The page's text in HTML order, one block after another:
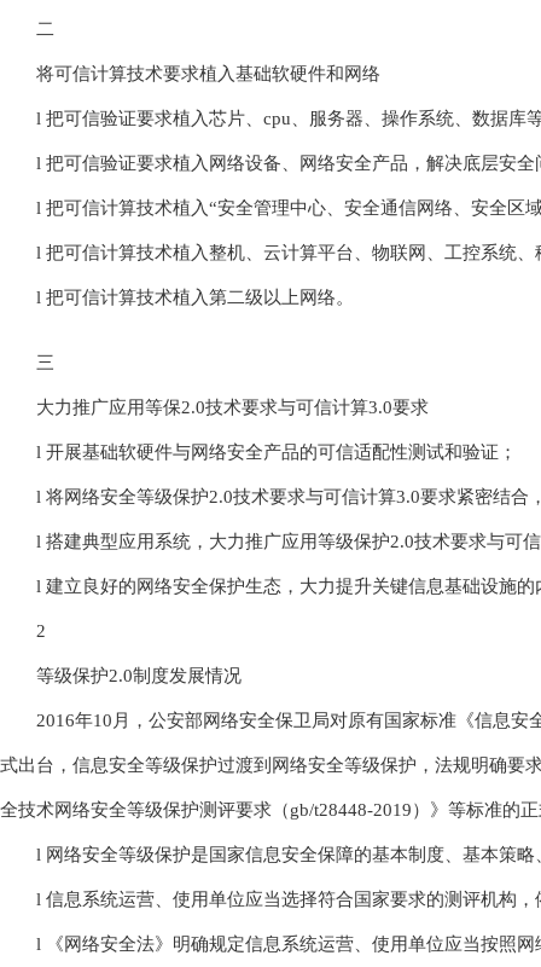
二
将可信计算技术要求植入基础软硬件和网络
l 把可信验证要求植入芯片、cpu、服务器、操作系统、数据库
l 把可信验证要求植入网络设备、网络安全产品，解决底层安全
l 把可信计算技术植入“安全管理中心、安全通信网络、安全区
l 把可信计算技术植入整机、云计算平台、物联网、工控系统、
l 把可信计算技术植入第二级以上网络。
三
大力推广应用等保2.0技术要求与可信计算3.0要求
l 开展基础软硬件与网络安全产品的可信适配性测试和验证；
l 将网络安全等级保护2.0技术要求与可信计算3.0要求紧密结合
l 搭建典型应用系统，大力推广应用等级保护2.0技术要求与可
l 建立良好的网络安全保护生态，大力提升关键信息基础设施
2
等级保护2.0制度发展情况
2016年10月，公安部网络安全保卫局对原有国家标准《信息
式出台，信息安全等级保护过渡到网络安全等级保护，法规明确要
全技术网络安全等级保护测评要求（gb/t28448-2019）》等标准
l 网络安全等级保护是国家信息安全保障的基本制度、基本策略
l 信息系统运营、使用单位应当选择符合国家要求的测评机构
l 《网络安全法》明确规定信息系统运营、使用单位应当按照